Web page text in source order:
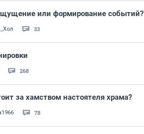
или формирование событий?
33
268
за хамством настоятеля храма?
78